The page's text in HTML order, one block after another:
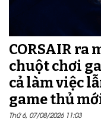
CORSAIR ra
chuột chơi
cả làm việc
game thủ
Thứ 6, 07/08/2026 11:03